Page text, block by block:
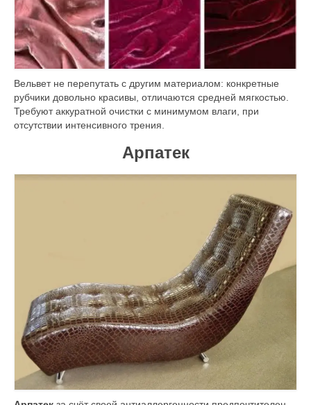
Вельвет не перепутать с другим материалом: конкретные
рубчики довольно красивы, отличаются средней мягкостью.
Требуют аккуратной очистки с минимумом влаги, при
отсутствии интенсивного трения.
Арпатек